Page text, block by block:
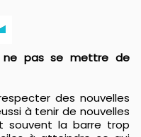
des nouvelles
à tenir de nouvelles
souvent la barre trop